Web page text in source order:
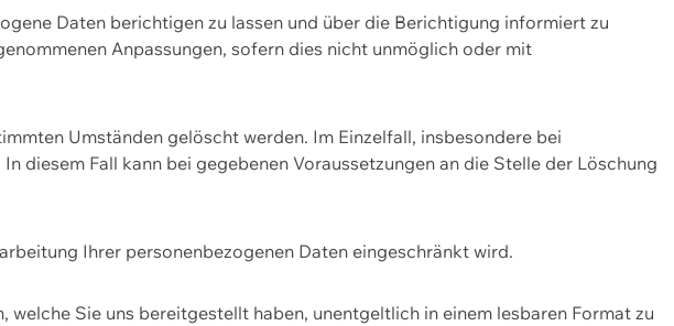
Daten berichtigen zu lassen und über die Berichtigung informiert zu
Anpassungen, sofern dies nicht unmöglich oder mit
Umständen gelöscht werden. Im Einzelfall, insbesondere bei
diesem Fall kann bei gegebenen Voraussetzungen an die Stelle der Löschung
Ihrer personenbezogenen Daten eingeschränkt wird.
Sie uns bereitgestellt haben, unentgeltlich in einem lesbaren Format zu